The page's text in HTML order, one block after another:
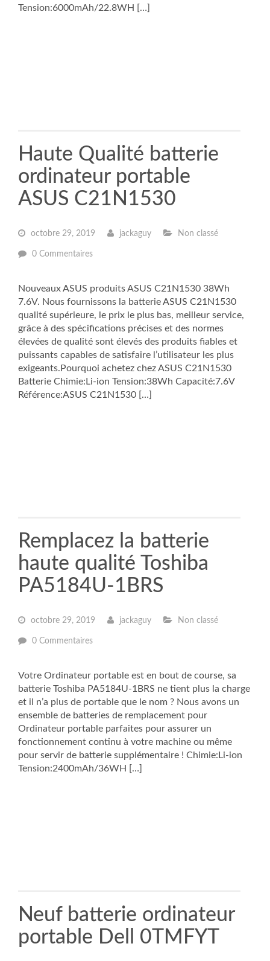
Tension:6000mAh/22.8WH […]
Haute Qualité batterie
ordinateur portable
ASUS C21N1530
octobre 29, 2019 jackaguy Non classé
0 Commentaires
Nouveaux ASUS produits ASUS C21N1530 38Wh
7.6V. Nous fournissons la batterie ASUS C21N1530
qualité supérieure, le prix le plus bas, meilleur service,
grâce à des spécifications précises et des normes
élevées de qualité sont élevés des produits fiables et
puissants capables de satisfaire l’utilisateur les plus
exigeants.Pourquoi achetez chez ASUS C21N1530
Batterie Chimie:Li-ion Tension:38Wh Capacité:7.6V
Référence:ASUS C21N1530 […]
Remplacez la batterie
haute qualité Toshiba
PA5184U-1BRS
octobre 29, 2019 jackaguy Non classé
0 Commentaires
Votre Ordinateur portable est en bout de course, sa
batterie Toshiba PA5184U-1BRS ne tient plus la charge
et il n’a plus de portable que le nom ? Nous avons un
ensemble de batteries de remplacement pour
Ordinateur portable parfaites pour assurer un
fonctionnement continu à votre machine ou même
pour servir de batterie supplémentaire ! Chimie:Li-ion
Tension:2400mAh/36WH […]
Neuf batterie ordinateur
portable Dell 0TMFYT